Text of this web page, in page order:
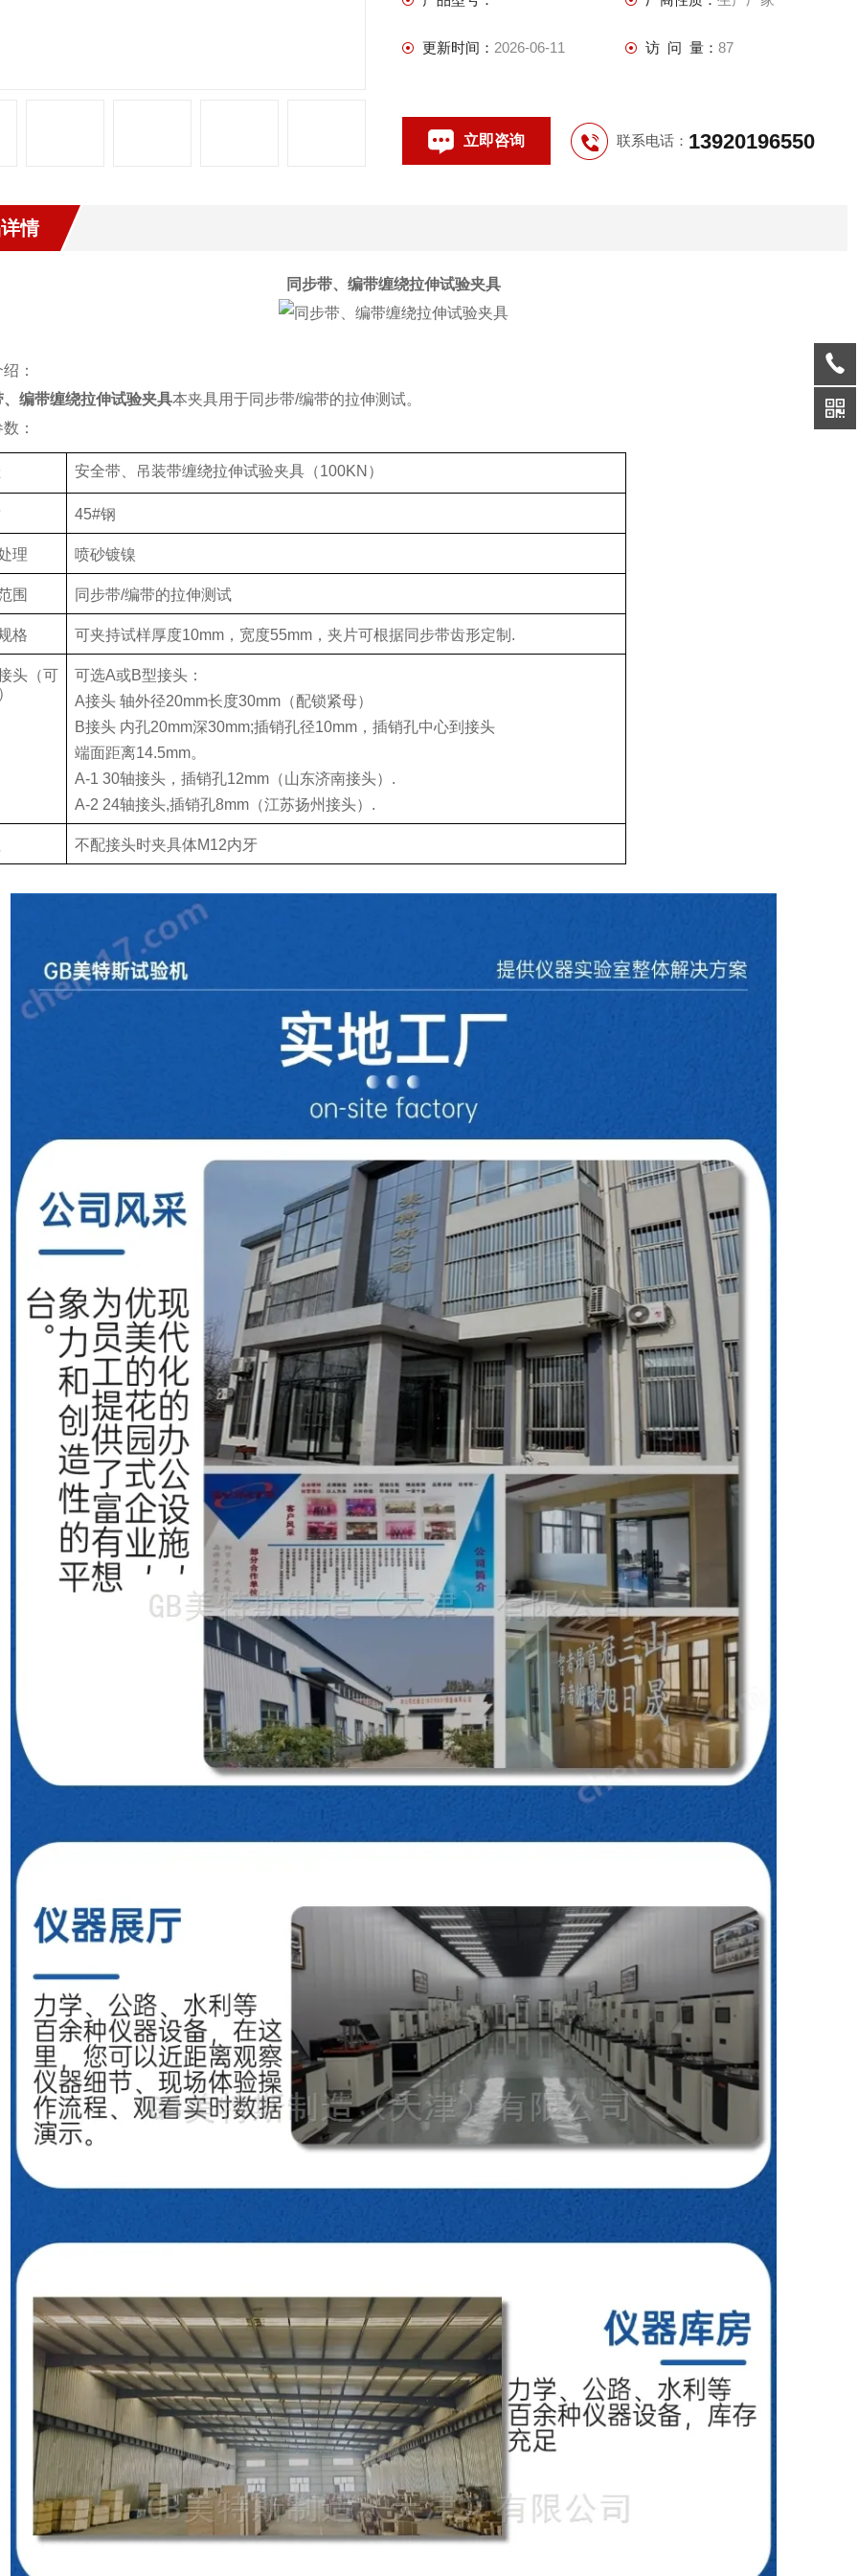
更新时间： 2026-06-11 访 问 量： 87
立即咨询 联系电话： 13920196550
情
同步带、编带缠绕拉伸试验夹具
：
、编带缠绕拉伸试验夹具本夹具用于同步带/编带的拉伸测试。
：
安全带、吊装带缠绕拉伸试验夹具（100KN ）
45#钢
理 喷砂镀镍
围 同步带/编带的拉伸测试
格 可夹持试样厚度10mm ，宽度55mm ，夹片可根据同步带齿形定制 .
头（可
可选A或B型接头：
A接头 轴外径20mm长度30mm （配锁紧母）
B接头 内孔20mm深30mm;插销孔径10mm ，插销孔中心到接头
端面距离14.5mm。
A-1 30轴接头，插销孔12mm （山东济南接头） .
A-2 24轴接头,插销孔8mm （江苏扬州接头） .
不配接头时夹具体M12内牙